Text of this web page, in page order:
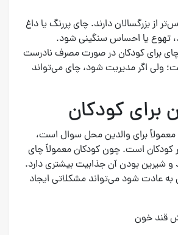
از بزرگسالان دارند. چای پررنگ یا داغ
تهوع یا احساس سنگینی شود.
برای کودکان در صورت مصرف نادرست
ولی اگر مدیریت شود، چای می‌تواند
برای کودکان
برای والدین محل سوال است،
است. چون کودکان معمولاً چای
و شیرین بودن آن جذابیت بیشتری دارد.
به عادت شود می‌تواند مشکلاتی ایجاد